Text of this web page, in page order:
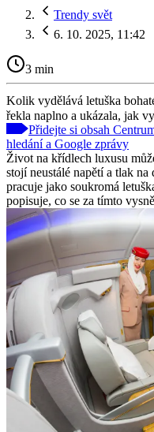
Trendy svět
6. 10. 2025, 11:42
3 min
Kolik vydělává letuška
řekla naplno a ukázala, jak
Přidejte si obsah
hledání a Google zprávy
Život na křídlech luxusu
stojí neustálé napětí a tlak
pracuje jako soukromá
popisuje, co se za tímto